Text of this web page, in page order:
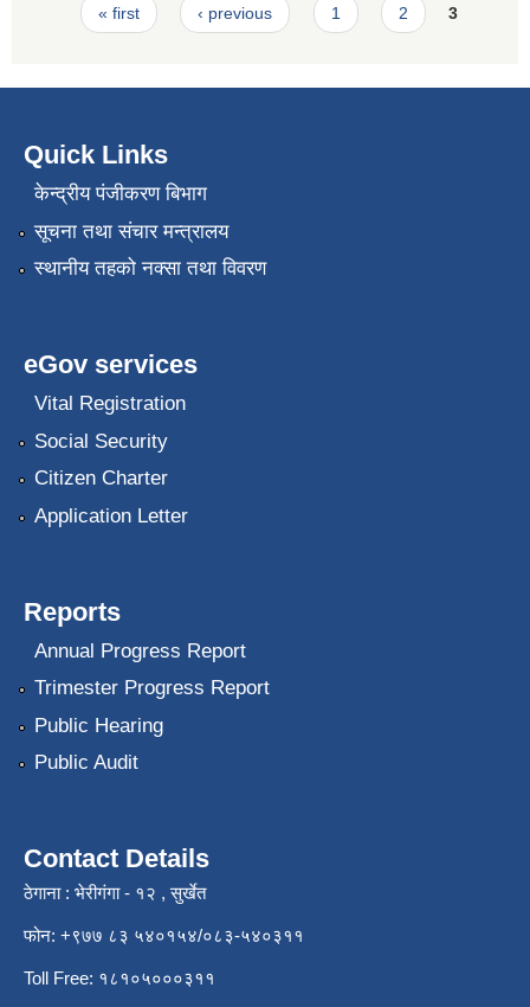
Pages
« first ‹ previous 1 2 3
Quick Links
केन्द्रीय पंजीकरण बिभाग
सूचना तथा संचार मन्त्रालय
स्थानीय तहको नक्सा तथा विवरण
eGov services
Vital Registration
Social Security
Citizen Charter
Application Letter
Reports
Annual Progress Report
Trimester Progress Report
Public Hearing
Public Audit
Contact Details
ठेगाना : भेरीगंगा - १२ , सुर्खेत
फोन: +९७७ ८३ ५४०१५४/०८३-५४०३११
Toll Free: १८१०५०००३११